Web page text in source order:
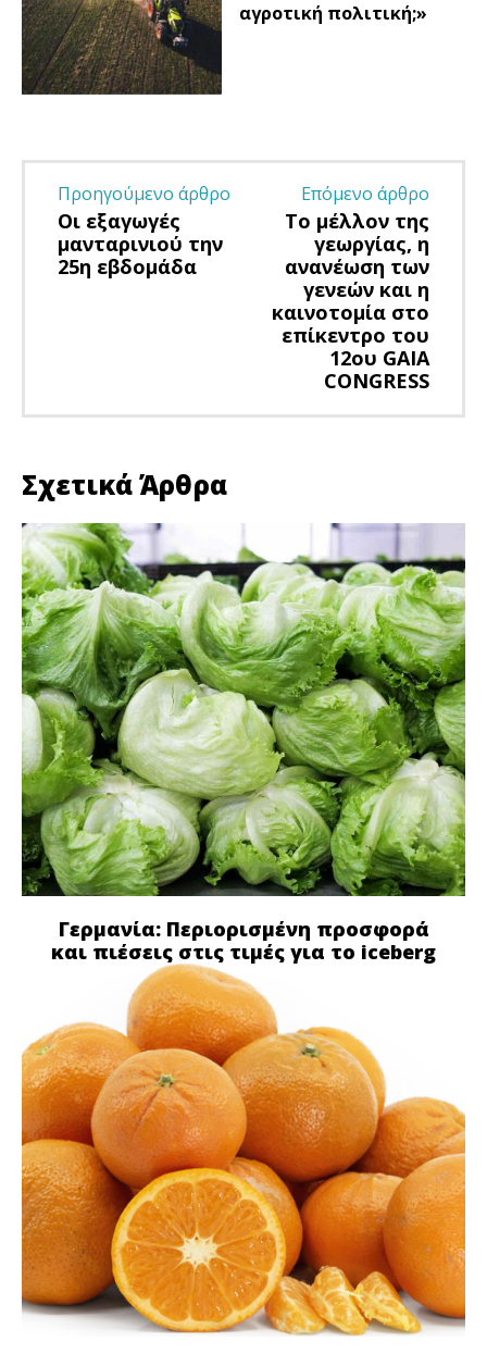
αγροτική πολιτική;»
Προηγούμενο άρθρο
Οι εξαγωγές
μανταρινιού την
25η εβδομάδα
Επόμενο άρθρο
Το μέλλον της
γεωργίας, η
ανανέωση των
γενεών και η
καινοτομία στο
επίκεντρο του
12ου GAIA
CONGRESS
Σχετικά Άρθρα
Γερμανία: Περιορισμένη προσφορά
και πιέσεις στις τιμές για το iceberg